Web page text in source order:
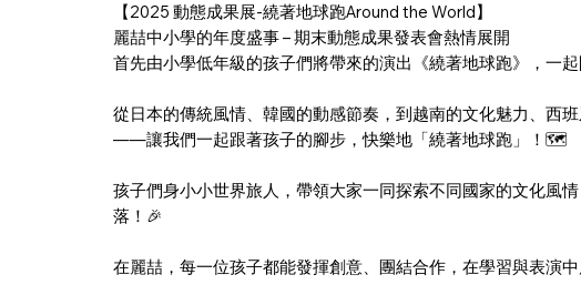
【2025 動態成果展-繞著地球跑Around the World】
麗喆中小學的年度盛事 – 期末動態成果發表會熱情展開
首先由小學低年級的孩子們將帶來的演出《繞著地球跑》，一
從日本的傳統風情、韓國的動感節奏，到越南的文化魅力、西
——讓我們一起跟著孩子的腳步，快樂地「繞著地球跑」！🗺️
孩子們身小小世界旅人，帶領大家一同探索不同國家的文化風
落！🎉
在麗喆，每一位孩子都能發揮創意、團結合作，在學習與表演